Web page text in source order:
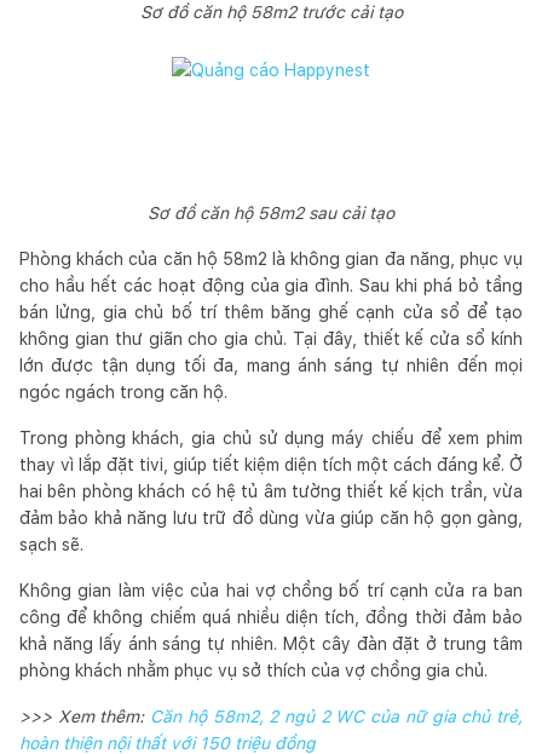
Sơ đồ căn hộ 58m2 trước cải tạo
Sơ đồ căn hộ 58m2 sau cải tạo
Phòng khách của căn hộ 58m2 là không gian đa năng, phục vụ
cho hầu hết các hoạt động của gia đình. Sau khi phá bỏ tầng
bán lửng, gia chủ bố trí thêm băng ghế cạnh cửa sổ để tạo
không gian thư giãn cho gia chủ. Tại đây, thiết kế cửa sổ kính
lớn được tận dụng tối đa, mang ánh sáng tự nhiên đến mọi
ngóc ngách trong căn hộ.
Trong phòng khách, gia chủ sử dụng máy chiếu để xem phim
thay vì lắp đặt tivi, giúp tiết kiệm diện tích một cách đáng kể. Ở
hai bên phòng khách có hệ tủ âm tường thiết kế kịch trần, vừa
đảm bảo khả năng lưu trữ đồ dùng vừa giúp căn hộ gọn gàng,
sạch sẽ.
Không gian làm việc của hai vợ chồng bố trí cạnh cửa ra ban
công để không chiếm quá nhiều diện tích, đồng thời đảm bảo
khả năng lấy ánh sáng tự nhiên. Một cây đàn đặt ở trung tâm
phòng khách nhằm phục vụ sở thích của vợ chồng gia chủ.
>>> Xem thêm: Căn hộ 58m2, 2 ngủ 2 WC của nữ gia chủ trẻ,
hoàn thiện nội thất với 150 triệu đồng